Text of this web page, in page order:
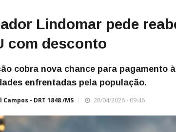
Lindomar pede
com desconto
cobra nova chance para pagamento
enfrentadas pela população.
Campos - DRT 1848 /MS 28/04/2026 - 09:46